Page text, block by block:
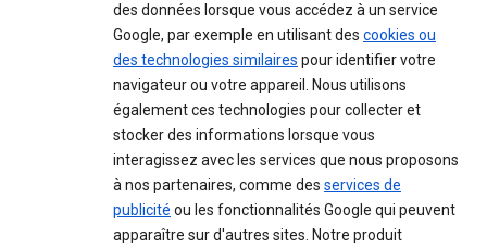
des données lorsque vous accédez à un service
Google, par exemple en utilisant des cookies ou
des technologies similaires pour identifier votre
navigateur ou votre appareil. Nous utilisons
également ces technologies pour collecter et
stocker des informations lorsque vous
interagissez avec les services que nous proposons
à nos partenaires, comme des services de
publicité ou les fonctionnalités Google qui peuvent
apparaître sur d'autres sites. Notre produit